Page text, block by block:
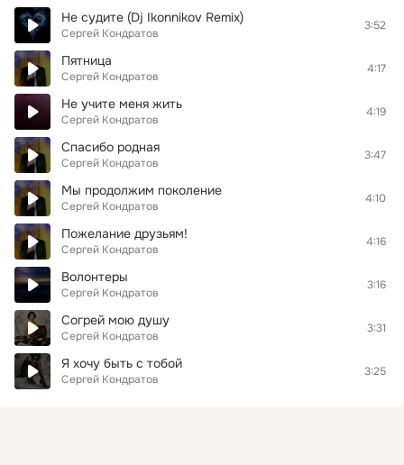
Не судите (Dj Ikonnikov Remix)
Сергей Кондратов
3:52
Пятница
Сергей Кондратов
4:17
Не учите меня жить
Сергей Кондратов
4:19
Спасибо родная
Сергей Кондратов
3:47
Мы продолжим поколение
Сергей Кондратов
4:10
Пожелание друзьям!
Сергей Кондратов
4:16
Волонтеры
Сергей Кондратов
3:16
Согрей мою душу
Сергей Кондратов
3:31
Я хочу быть с тобой
Сергей Кондратов
3:25